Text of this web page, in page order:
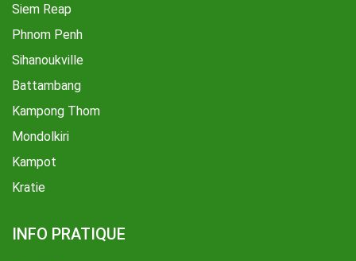
Siem Reap
Phnom Penh
Sihanoukville
Battambang
Kampong Thom
Mondolkiri
Kampot
Kratie
INFO PRATIQUE